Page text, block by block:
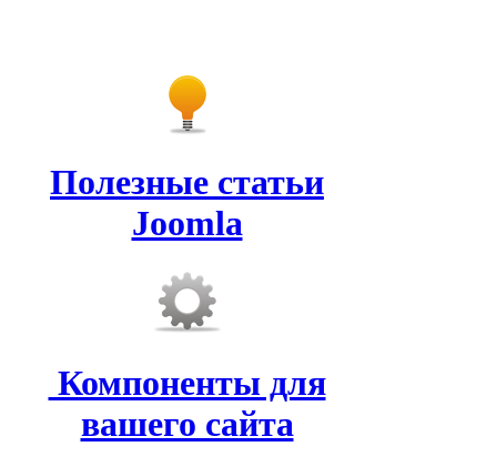
Полезные статьи
Joomla
Компоненты для
вашего сайта